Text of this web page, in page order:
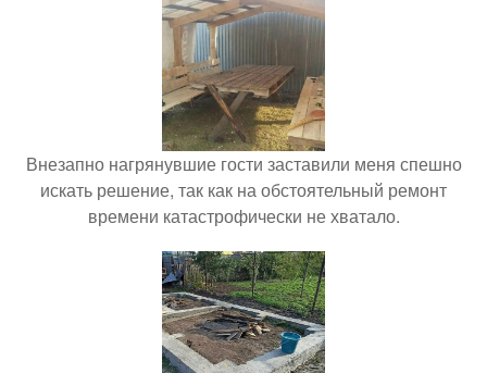
Внезапно нагрянувшие гости заставили меня спешно
искать решение, так как на обстоятельный ремонт
времени катастрофически не хватало.